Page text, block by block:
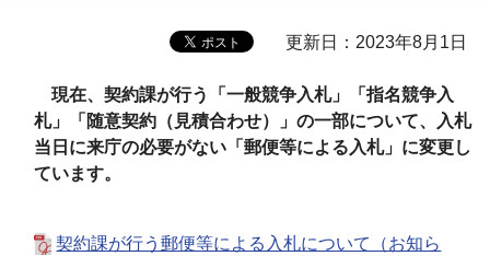
更新日：2023年8月1日
現在、契約課が行う「一般競争入札」「指名競争入
札」「随意契約（見積合わせ）」の一部について、入札
当日に来庁の必要がない「郵便等による入札」に変更し
ています。
契約課が行う郵便等による入札について（お知ら